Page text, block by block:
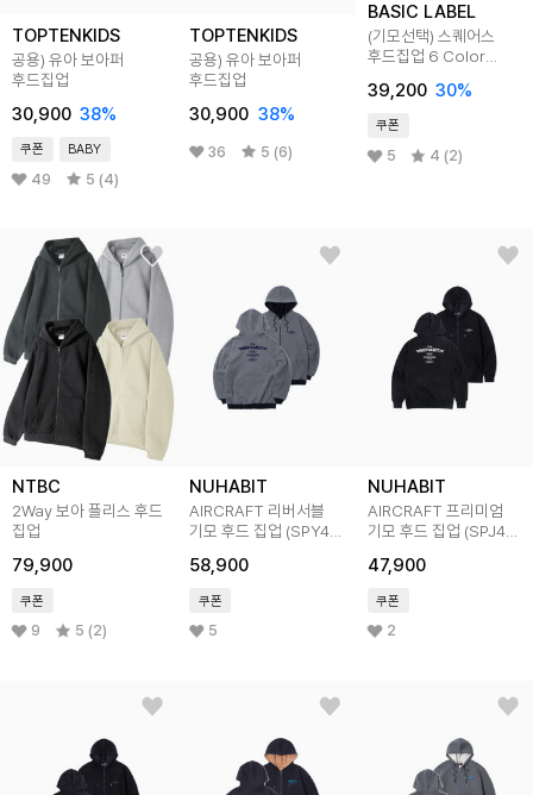
TOPTENKIDS
공용) 유아 보아퍼
후드집업
30,900 38%
쿠폰 BABY
49 5 (4)
TOPTENKIDS
공용) 유아 보아퍼
후드집업
30,900 38%
36 5 (6)
BASIC LABEL
(기모선택) 스퀘어스
후드집업 6 Color
39,200 30%
쿠폰
5 4 (2)
NTBC
2Way 보아 플리스 후드
집업
79,900
쿠폰
9 5 (2)
NUHABIT
AIRCRAFT 리버서블
기모 후드 집업 (SPY4-
58,900
쿠폰
5
NUHABIT
AIRCRAFT 프리미엄
기모 후드 집업 (SPJ4-
47,900
쿠폰
2